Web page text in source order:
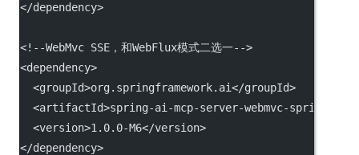
</dependency>
<!--WebMvc SSE，和WebFlux模式二选一-->
<dependency>
  <
groupId>org.springframework.ai</groupId>
  <
artifactId>spring-ai-mcp-server-webmvc-spring-
  <
version>1.0.0-M6</version>
</dependency>